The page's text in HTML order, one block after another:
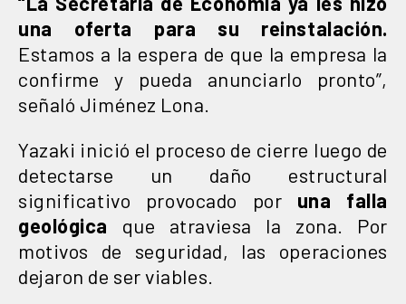
una oferta para su reinstalación.
Estamos a la espera de que la empresa la
confirme y pueda anunciarlo pronto”,
señaló Jiménez Lona.
Yazaki inició el proceso de cierre luego de
detectarse un daño estructural
significativo provocado por una falla
geológica que atraviesa la zona. Por
motivos de seguridad, las operaciones
dejaron de ser viables.